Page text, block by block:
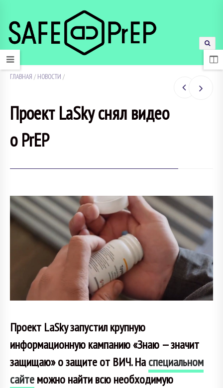
ГЛАВНАЯ / НОВОСТИ /
Проект LaSky снял видео
о PrEP
Проект LaSky запустил крупную
информационную кампанию «Знаю — значит
защищаю» о защите от ВИЧ. Наспециальном
сайтеможно найти всю необходимую